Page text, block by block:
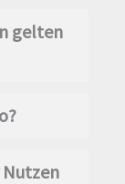
gelten